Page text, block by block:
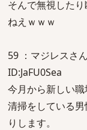
そんで無視した
ねえｗｗｗ
59 ：マジレスさ
ID:JaFU0Sea
今月から新しい職
清掃をしている
りします。